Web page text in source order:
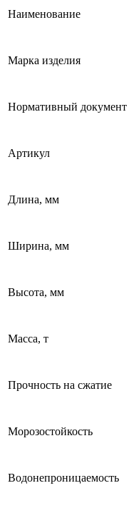
Наименование
Марка изделия
Нормативный документ
Артикул
Длина, мм
Ширина, мм
Высота, мм
Масса, т
Прочность на сжатие
Морозостойкость
Водонепроницаемость